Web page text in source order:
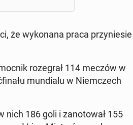
że wy­ko­na­na praca przy­nie­sie
ro­ze­grał 114 meczów w
mun­dia­lu w Niem­czech
nich 186 goli i za­no­to­wał 155